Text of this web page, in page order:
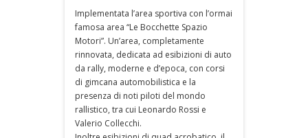
Implementata l’area sportiva con l’ormai
famosa area “Le Bocchette Spazio
Motori”. Un’area, completamente
rinnovata, dedicata ad esibizioni di auto
da rally, moderne e d’epoca, con corsi
di gimcana automobilistica e la
presenza di noti piloti del mondo
rallistico, tra cui Leonardo Rossi e
Valerio Collecchi.